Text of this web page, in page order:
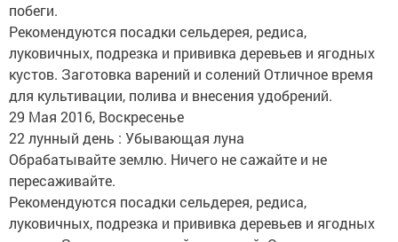
побеги.
Рекомендуются посадки сельдерея, редиса,
луковичных, подрезка и прививка деревьев и ягодных
кустов. Заготовка варений и солений Отличное время
для культивации, полива и внесения удобрений.
29 Мая 2016, Воскресенье
22 лунный день : Убывающая луна
Обрабатывайте землю. Ничего не сажайте и не
пересаживайте.
Рекомендуются посадки сельдерея, редиса,
луковичных, подрезка и прививка деревьев и ягодных